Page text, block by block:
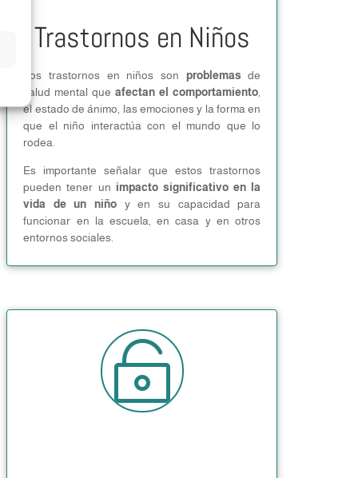
Trastornos en Niños
Los trastornos en niños son problemas de
salud mental queafectan el comportamiento
el estado de ánimo, las emociones y la forma en
que el niño interactúa con el mundo que lo
rodea.
Es importante señalar que estos trastornos
pueden tener un impacto significativo en la
vida de un niño y en su capacidad para
funcionar en la escuela, en casa y en otros
entornos sociales.
